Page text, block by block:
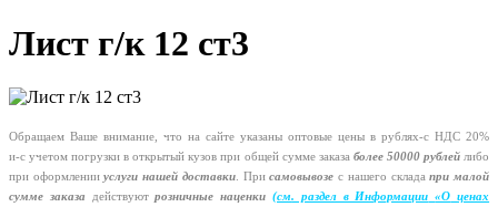
Лист г/к 12 ст3
Обращаем Ваше внимание, что на сайте указаны оптовые цены в рублях-с НДС 20%
и-с учетом погрузки в открытый кузов при общей сумме заказа более 50000 рублейлибо
при оформленииуслуги нашей доставки. Присамовывозе с нашего складапри малой
сумме заказа
действуютрозничные наценки (см. раздел в Информации «О ценах